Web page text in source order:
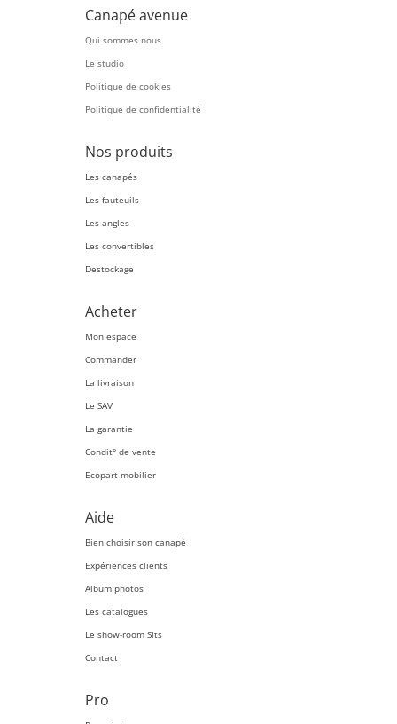
Canapé avenue
Qui sommes nous
Le studio
Politique de cookies
Politique de confidentialité
Nos produits
Les canapés
Les fauteuils
Les angles
Les convertibles
Destockage
Acheter
Mon espace
Commander
La livraison
Le SAV
La garantie
Condit° de vente
Ecopart mobilier
Aide
Bien choisir son canapé
Expériences clients
Album photos
Les catalogues
Le show-room Sits
Contact
Pro